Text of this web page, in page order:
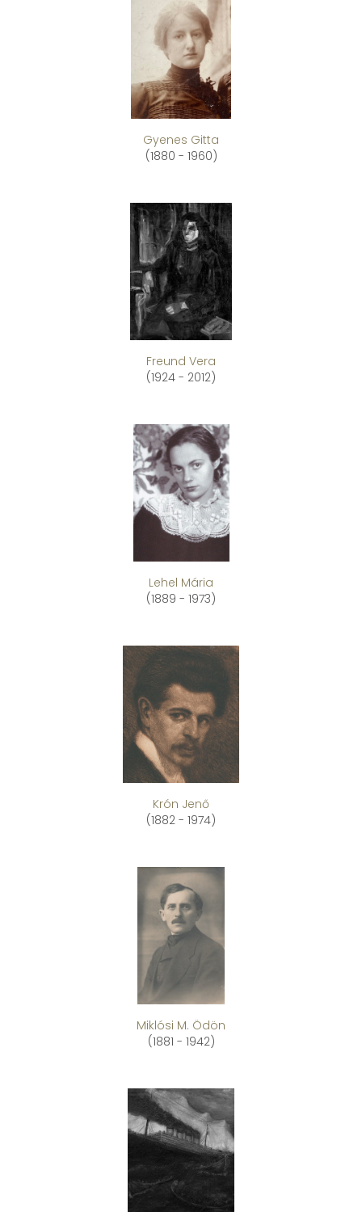
Gyenes Gitta
(1880 - 1960)
Freund Vera
(1924 - 2012)
Lehel Mária
(1889 - 1973)
Krón Jenő
(1882 - 1974)
Miklósi M. Ödön
(1881 - 1942)